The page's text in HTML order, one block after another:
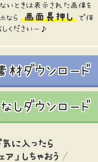
いときは表示された画像を
なら 画面長押し
で保
くださいー♪
材ダウンロード
しダウンロード
気に入ったら
ア」しちゃおう